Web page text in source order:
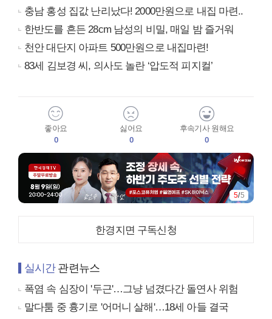
충남 홍성 집값 난리났다! 2000만원으로 내집 마련..
한반도를 흔든 28cm 남성의 비밀, 매일 밤 즐거워
천안 대단지 아파트 500만원으로 내집마련!
83세 김보경 씨, 의사도 놀란 ‘압도적 피지컬’
좋아요
0
싫어요
0
후속기사 원해요
0
5/5
한경지면 구독신청
실시간관련뉴스
폭염 속 심장이 '두근'…그냥 넘겼다간 돌연사 위험
말다툼 중 흉기로 '어머니 살해'…18세 아들 결국